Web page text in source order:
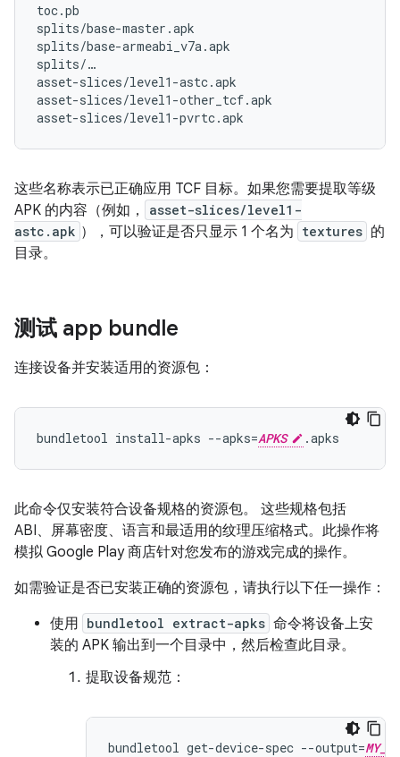
toc.pb
splits/base-master.apk
splits/base-armeabi_v7a.apk
splits/…
asset-slices/level1-astc.apk
asset-slices/level1-other_tcf.apk
这些名称表示已正确应用 TCF 目标。如果您需要提取等级
APK 的内容（例如，
asset-slices/level1-
astc.apk ），可以验证是否只显示 1 个名为 textures 的
目录。
测试 app bundle
连接设备并安装适用的资源包：
bundletool install-apks --apks=APKS
此命令仅安装符合设备规格的资源包。 这些规格包括
ABI、屏幕密度、语言和最适用的纹理压缩格式。此操作将
模拟 Google Play 商店针对您发布的游戏完成的操作。
如需验证是否已安装正确的资源包，请执行以下任一操作：
使用 bundletool extract-apks 命令将设备上安
装的 APK 输出到一个目录中，然后检查此目录。
提取设备规范：
bundletool get-device-spec --output=